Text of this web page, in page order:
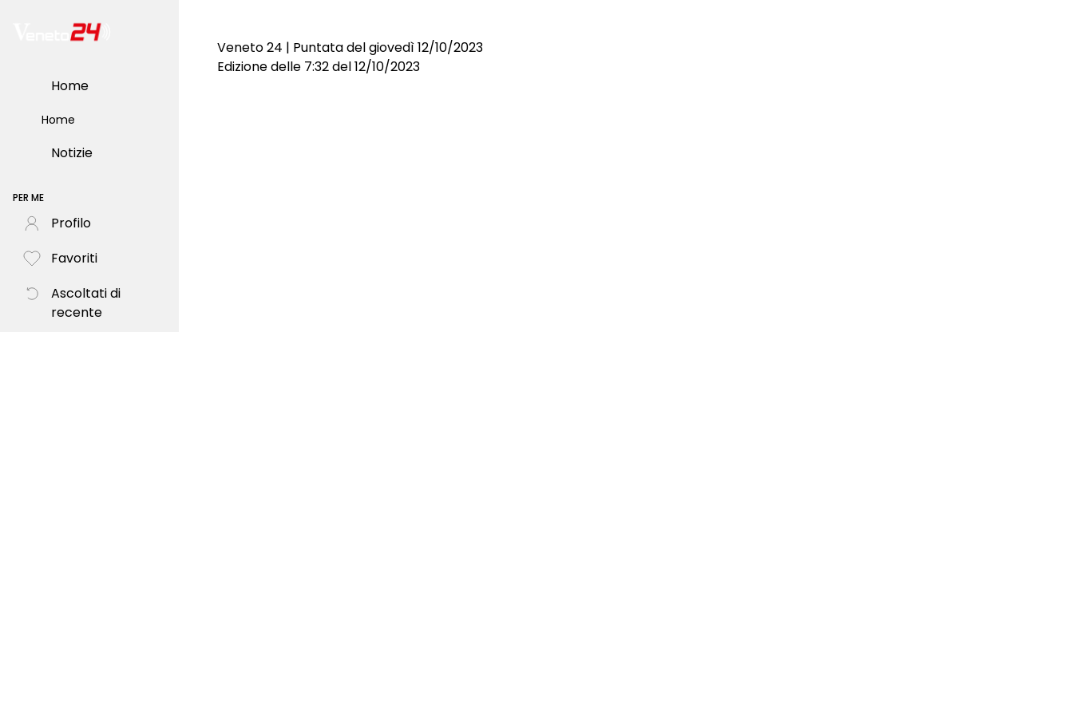
Home
Home
Notizie
PER ME
Profilo
Favoriti
Ascoltati di
recente
Veneto 24 | Puntata del giovedì 12/10/2023
Edizione delle 7:32 del 12/10/2023